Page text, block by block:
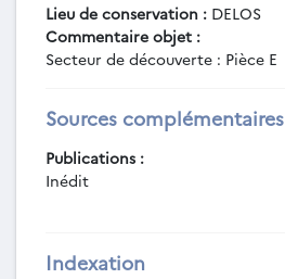
Lieu de conservation : DELOS
Commentaire objet :
Secteur de découverte : Pièce E
Sources complémentaires
Publications :
Inédit
Indexation